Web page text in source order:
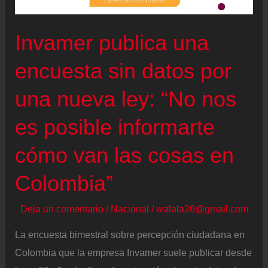
Invamer publica una
encuesta sin datos por
una nueva ley: “No nos
es posible informarte
cómo van las cosas en
Colombia”
Deja un comentario / Nacional /walala26@gmail.com
La encuesta bimestral sobre percepción ciudadana en
Colombia que la empresa Invamer suele publicar desde